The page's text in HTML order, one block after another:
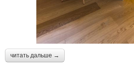
читать дальше →